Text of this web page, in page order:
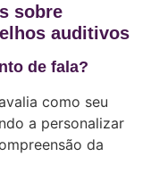
sobre
auditivos
de fala?
como seu
a personalizar
da